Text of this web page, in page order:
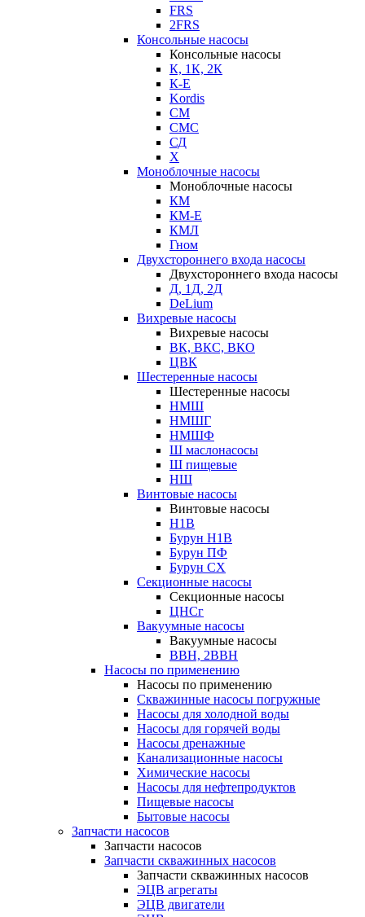
FRS
2FRS
Консольные насосы
Консольные насосы
К, 1К, 2К
К-Е
Kordis
СМ
СМС
СД
Х
Моноблочные насосы
Моноблочные насосы
КМ
КМ-Е
КМЛ
Гном
Двухстороннего входа насосы
Двухстороннего входа насосы
Д, 1Д, 2Д
DeLium
Вихревые насосы
Вихревые насосы
ВК, ВКС, ВКО
ЦВК
Шестеренные насосы
Шестеренные насосы
НМШ
НМШГ
НМШФ
Ш маслонасосы
Ш пищевые
НШ
Винтовые насосы
Винтовые насосы
Н1В
Бурун Н1В
Бурун ПФ
Бурун СХ
Секционные насосы
Секционные насосы
ЦНСг
Вакуумные насосы
Вакуумные насосы
ВВН, 2ВВН
Насосы по применению
Насосы по применению
Скважинные насосы погружные
Насосы для холодной воды
Насосы для горячей воды
Насосы дренажные
Канализационные насосы
Химические насосы
Насосы для нефтепродуктов
Пищевые насосы
Бытовые насосы
Запчасти насосов
Запчасти насосов
Запчасти скважинных насосов
Запчасти скважинных насосов
ЭЦВ агрегаты
ЭЦВ двигатели